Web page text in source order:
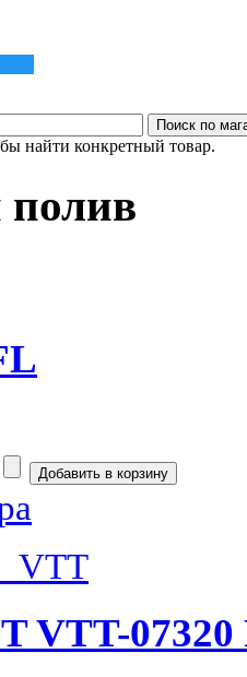
найти конкретный товар.
VTT-